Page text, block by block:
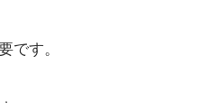
です。